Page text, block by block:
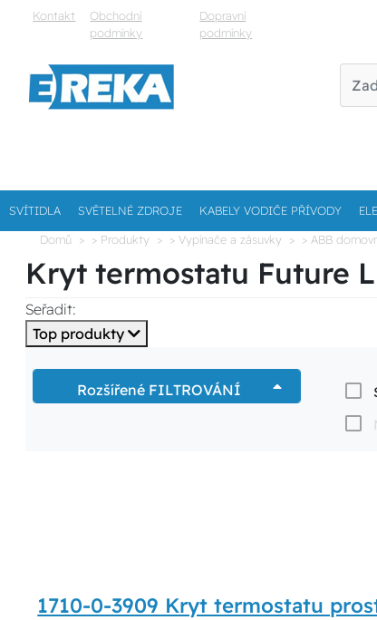
Kontakt
Obchodní
podmínky
Dopravní
podmínky
SVÍTIDLA SVĚTELNÉ ZDROJE KABELY VODIČE PŘÍVODY
Domů > Produkty > Vypínače a zásuvky > ABB
Kryt termostatu Future
Seřadit:
Top produkty
Rozšířené FILTROVÁNÍ
1710-0-3909 Kryt termostatu